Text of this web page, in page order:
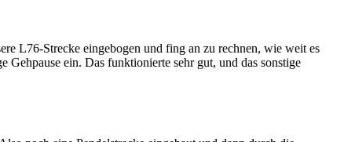
L76-Strecke eingebogen und fing an zu rechnen, wie weit es
ein. Das funktionierte sehr gut, und das sonstige